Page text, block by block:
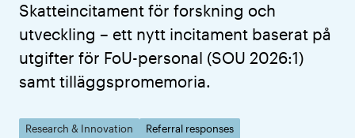
Skatteincitament för forskning och
utveckling – ett nytt incitament baserat på
utgifter för FoU-personal (SOU 2026:1)
samt tilläggspromemoria.
Research & Innovation
Referral responses